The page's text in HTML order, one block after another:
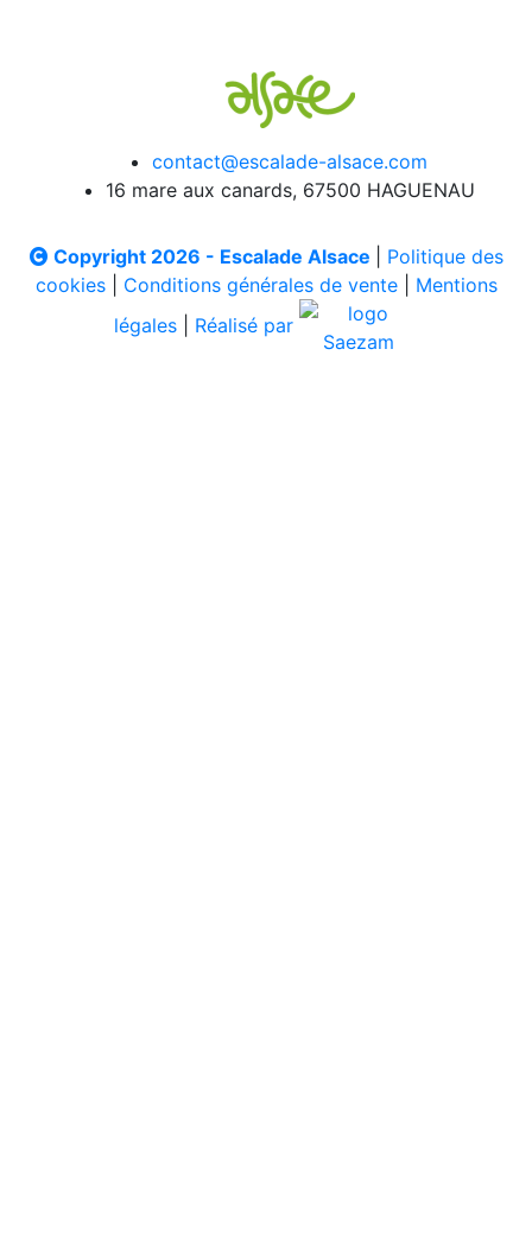
contact@escalade-alsace.com
16 mare aux canards, 67500 HAGUENAU
Copyright 2026 - Escalade Alsace
Politique des
cookies| Conditions générales de vente| Mentions
légales
Réalisé par